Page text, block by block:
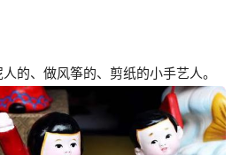
的、做风筝的、剪纸的小手艺人。